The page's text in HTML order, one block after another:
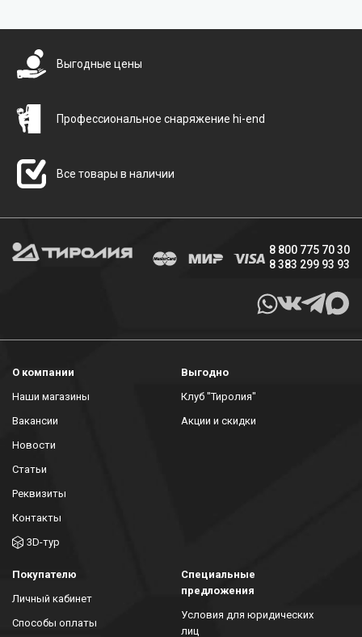
Выгодные цены
Профессиональное снаряжение hi-end
Все товары в наличии
8 800 775 70 30
8 383 299 93 93
О компании
Наши магазины
Вакансии
Новости
Статьи
Реквизиты
Контакты
3D-тур
Выгодно
Клуб "Тиролия"
Акции и скидки
Покупателю
Личный кабинет
Способы оплаты
Специальные
предложения
Условия для юридических
лиц